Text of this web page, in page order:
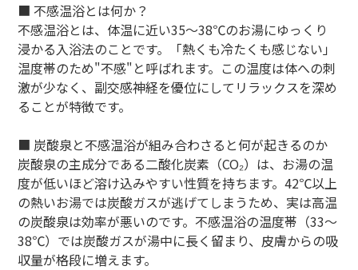
■ 不感温浴とは何か？
不感温浴とは、体温に近い35〜38℃のお湯にゆっくり
浸かる入浴法のことです。「熱くも冷たくも感じない」
温度帯のため"不感"と呼ばれます。この温度は体への刺
激が少なく、副交感神経を優位にしてリラックスを深め
ることが特徴です。
■ 炭酸泉と不感温浴が組み合わさると何が起きるのか
炭酸泉の主成分である二酸化炭素（CO₂）は、お湯の温
度が低いほど溶け込みやすい性質を持ちます。42℃以上
の熱いお湯では炭酸ガスが逃げてしまうため、実は高温
の炭酸泉は効率が悪いのです。不感温浴の温度帯（33〜
38℃）では炭酸ガスが湯中に長く留まり、皮膚からの吸
収量が格段に増えます。